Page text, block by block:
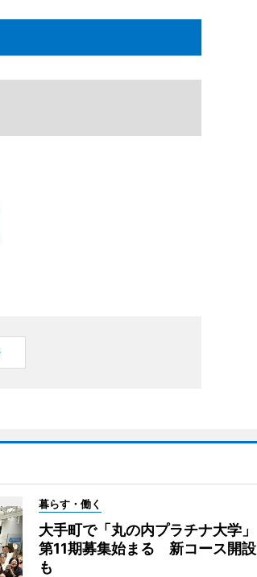
暮らす・働く
大手町で「丸の内プラチナ大学」
第11期募集始まる 新コース開設
も